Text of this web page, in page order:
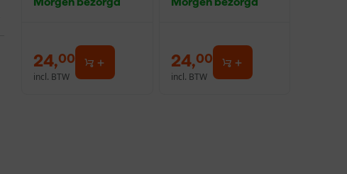
533mm (10st)
24,00
incl. BTW
24,00
incl. BTW